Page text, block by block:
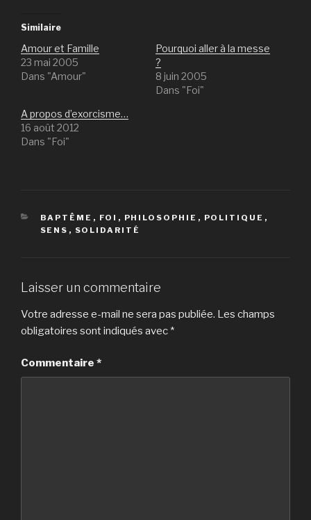
Similaire
Amour et Famille
23 mai 2005
Dans "Amour"
Pourquoi aller à la messe
?
8 juin 2005
Dans "Foi"
A propos d’exorcisme…
16 août 2012
Dans "Foi"
CATÉGORIES
BAPTÊME , FOI , PHILOSOPHIE , POLITIQUE ,
SENS , SOLIDARITÉ
Laisser un commentaire
Votre adresse e-mail ne sera pas publiée. Les champs
obligatoires sont indiqués avec *
Commentaire *